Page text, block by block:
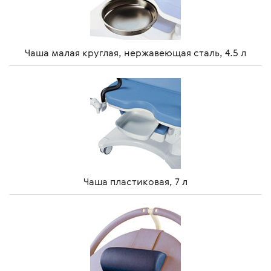
Чаша малая круглая, нержавеющая сталь, 4.5 л
Чаша пластиковая, 7 л